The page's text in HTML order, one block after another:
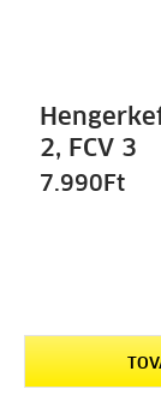
2, FCV 3
7.990 Ft